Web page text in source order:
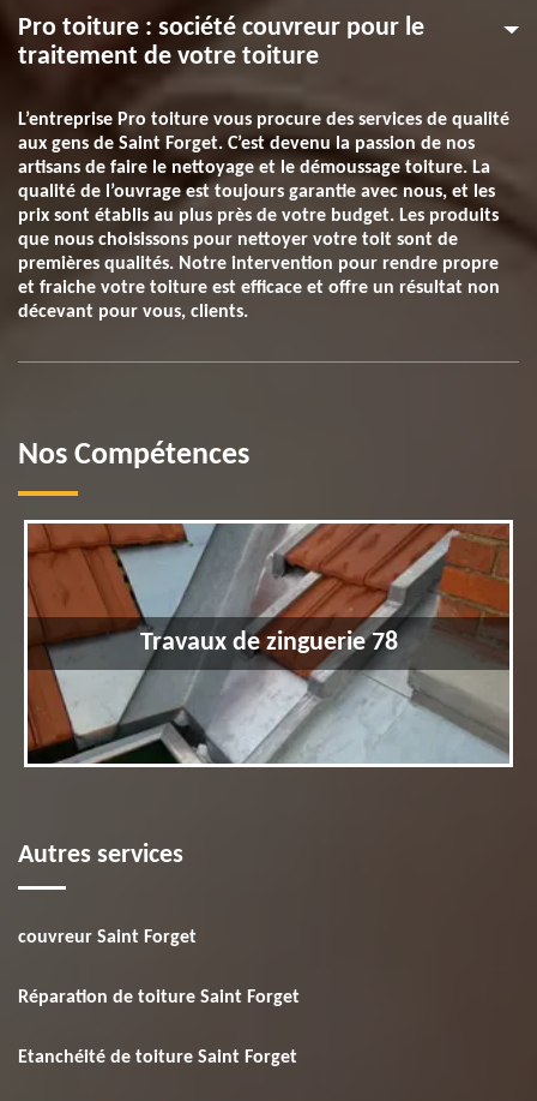
Pro toiture : société couvreur pour le
traitement de votre toiture
L’entreprise Pro toiture vous procure des services de qualité
aux gens de Saint Forget. C’est devenu la passion de nos
artisans de faire le nettoyage et le démoussage toiture. La
qualité de l’ouvrage est toujours garantie avec nous, et les
prix sont établis au plus près de votre budget. Les produits
que nous choisissons pour nettoyer votre toit sont de
premières qualités. Notre intervention pour rendre propre
et fraiche votre toiture est efficace et offre un résultat non
décevant pour vous, clients.
Nos Compétences
Travaux de zinguerie 78
Autres services
couvreur Saint Forget
Réparation de toiture Saint Forget
Etanchéité de toiture Saint Forget